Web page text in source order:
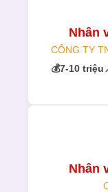
Nhân
CÔNG TY
💰7-10 triệu
Nhân